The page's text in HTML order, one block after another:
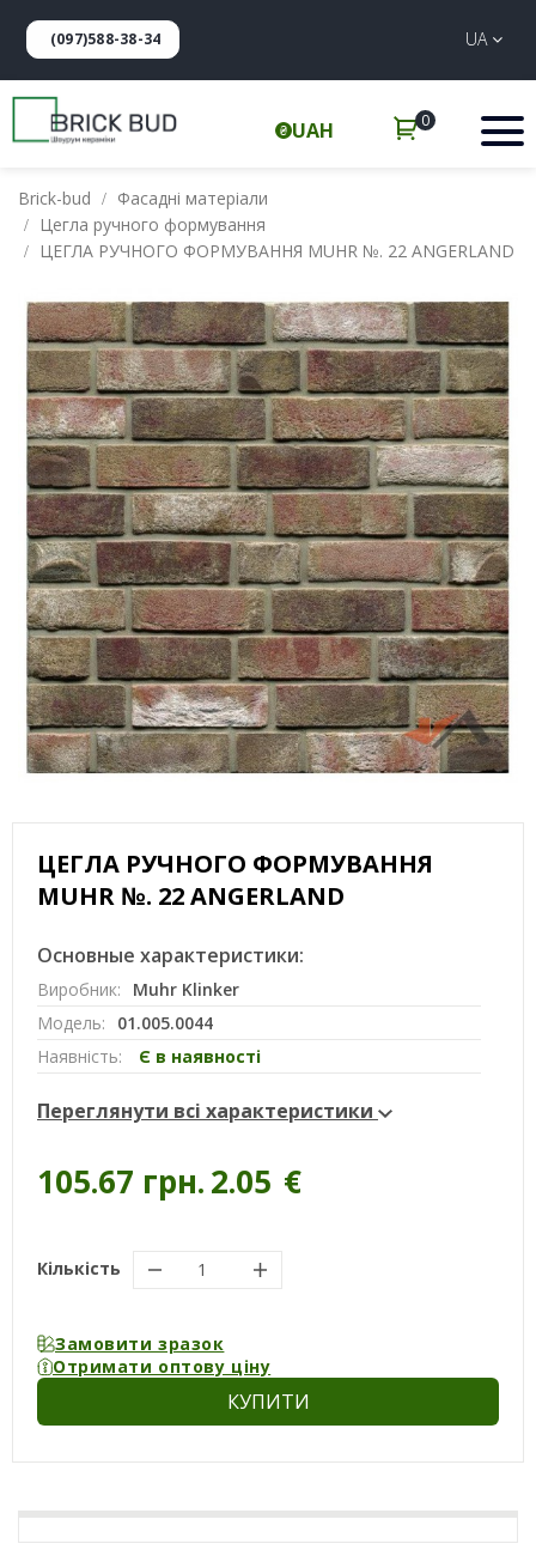
(097)588-38-34 UA
UAH 0
Brick-bud
Фасадні матеріали
Цегла ручного формування
ЦЕГЛА РУЧНОГО ФОРМУВАННЯ MUHR №. 22 ANGERLAND
ЦЕГЛА РУЧНОГО ФОРМУВАННЯ
MUHR №. 22 ANGERLAND
Основные характеристики:
Виробник:
Muhr Klinker
Модель:
01.005.0044
Наявність:
Є в наявності
Переглянути всі характеристики
105.67 грн.2.05 €
Кількість
Замовити зразок
Отримати оптову ціну
КУПИТИ